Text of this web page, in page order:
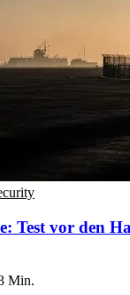
Test vor den
Min.